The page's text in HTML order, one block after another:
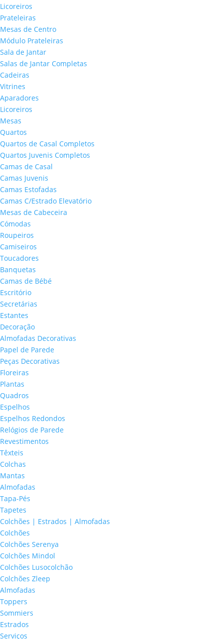
Licoreiros
Prateleiras
Mesas de Centro
Módulo Prateleiras
Sala de Jantar
Salas de Jantar Completas
Cadeiras
Vitrines
Aparadores
Licoreiros
Mesas
Quartos
Quartos de Casal Completos
Quartos Juvenis Completos
Camas de Casal
Camas Juvenis
Camas Estofadas
Camas C/Estrado Elevatório
Mesas de Cabeceira
Cómodas
Roupeiros
Camiseiros
Toucadores
Banquetas
Camas de Bébé
Escritório
Secretárias
Estantes
Decoração
Almofadas Decorativas
Papel de Parede
Peças Decorativas
Floreiras
Plantas
Quadros
Espelhos
Espelhos Redondos
Relógios de Parede
Revestimentos
Têxteis
Colchas
Mantas
Almofadas
Tapa-Pés
Tapetes
Colchões | Estrados | Almofadas
Colchões
Colchões Serenya
Colchões Mindol
Colchões Lusocolchão
Colchões Zleep
Almofadas
Toppers
Sommiers
Estrados
Serviços